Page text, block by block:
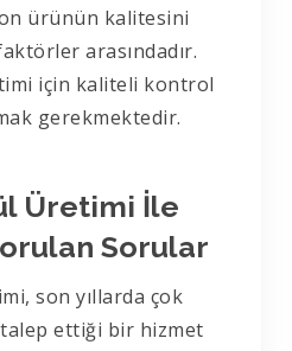
ürünün kalitesini
arasındadır.
için kaliteli kontrol
gerekmektedir.
Üretimi İle
Sorular
son yıllarda çok
ettiği bir hizmet